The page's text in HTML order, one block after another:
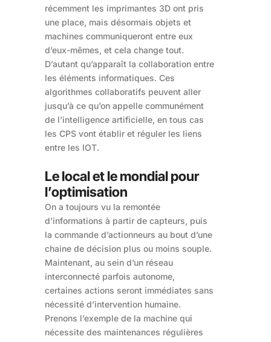
récemment les imprimantes 3D ont pris
une place, mais désormais objets et
machines communiqueront entre eux
d’eux-mêmes, et cela change tout.
D’autant qu’apparaît la collaboration entre
les éléments informatiques. Ces
algorithmes collaboratifs peuvent aller
jusqu’à ce qu’on appelle communément
de l’intelligence artificielle, en tous cas
les CPS vont établir et réguler les liens
entre les IOT.
Le local et le mondial pour
l’optimisation
On a toujours vu la remontée
d’informations à partir de capteurs, puis
la commande d’actionneurs au bout d’une
chaine de décision plus ou moins souple.
Maintenant, au sein d’un réseau
interconnecté parfois autonome,
certaines actions seront immédiates sans
nécessité d’intervention humaine.
Prenons l’exemple de la machine qui
nécessite des maintenances régulières